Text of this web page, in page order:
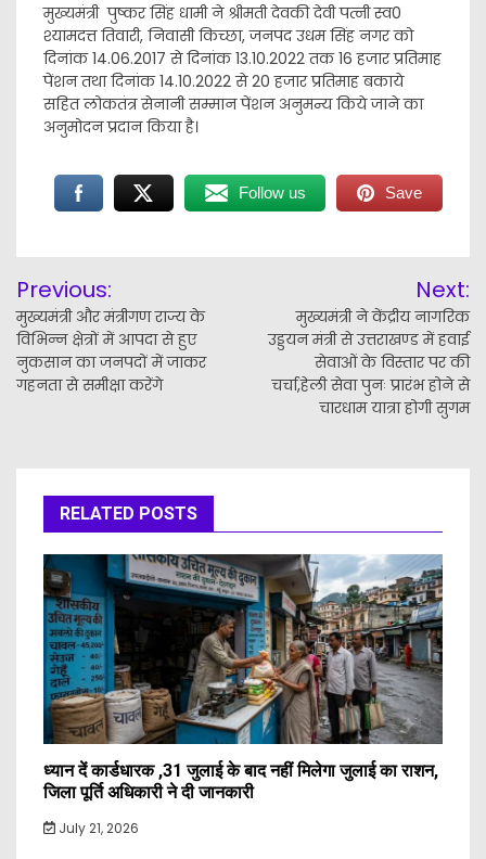
मुख्यमंत्री पुष्कर सिंह धामी ने श्रीमती देवकी देवी पत्नी स्व0
श्यामदत्त तिवारी, निवासी किच्छा, जनपद उधम सिंह नगर को
दिनांक 14.06.2017 से दिनांक 13.10.2022 तक 16 हजार प्रतिमाह
पेंशन तथा दिनांक 14.10.2022 से 20 हजार प्रतिमाह बकाये
सहित लोकतंत्र सेनानी सम्मान पेंशन अनुमन्य किये जाने का
अनुमोदन प्रदान किया है।
Follow us Save
navigation
Previous:
मुख्यमंत्री और मंत्रीगण राज्य के
विभिन्न क्षेत्रों में आपदा से हुए
नुकसान का जनपदों में जाकर
गहनता से समीक्षा करेंगे
Next:
मुख्यमंत्री ने केंद्रीय नागरिक
उड्डयन मंत्री से उत्तराखण्ड में हवाई
सेवाओं के विस्तार पर की
चर्चा,हेली सेवा पुनः प्रारंभ होने से
चारधाम यात्रा होगी सुगम
RELATED POSTS
ध्यान दें कार्डधारक ,31 जुलाई के बाद नहीं मिलेगा जुलाई का राशन,
जिला पूर्ति अधिकारी ने दी जानकारी
July 21, 2026